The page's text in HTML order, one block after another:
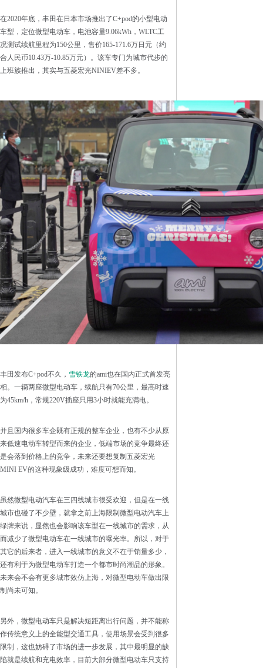
在2020年底，丰田在日本市场推出了C+pod的小型电动
车型，定位微型电动车，电池容量9.06kWh，WLTC工
况测试续航里程为150公里，售价165-171.6万日元（约
合人民币10.43万-10.85万元）。该车专门为城市代步的
上班族推出，其实与五菱宏光NINIEV差不多。
丰田发布C+pod不久， 雪铁龙的ami也在国内正式首发亮
相。一辆两座微型电动车，续航只有70公里，最高时速
为45km/h，常规220V插座只用3小时就能充满电。
并且国内很多车企既有正规的整车企业，也有不少从原
来低速电动车转型而来的企业，低端市场的竞争最终还
是会落到价格上的竞争，未来还要想复制五菱宏光
MINI EV的这种现象级成功，难度可想而知。
虽然微型电动汽车在三四线城市很受欢迎，但是在一线
城市也碰了不少壁，就拿之前上海限制微型电动汽车上
绿牌来说，显然也会影响该车型在一线城市的需求，从
而减少了微型电动车在一线城市的曝光率。所以，对于
其它的后来者，进入一线城市的意义不在于销量多少，
还有利于为微型电动车打造一个都市时尚潮品的形象。
未来会不会有更多城市效仿上海，对微型电动车做出限
制尚未可知。
另外，微型电动车只是解决短距离出行问题，并不能称
作传统意义上的全能型交通工具，使用场景会受到很多
限制，这也妨碍了市场的进一步发展，其中最明显的缺
陷就是续航和充电效率，目前大部分微型电动车只支持